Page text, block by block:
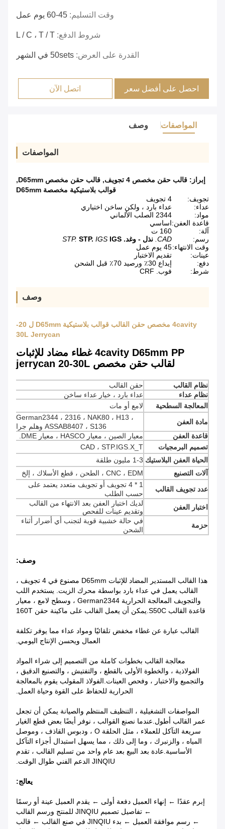
وقت التسليم: 45-60 يوم عمل
شروط الدفع: L / C ، T / T
القدرة على العرض: 50sets في الشهر
احصل على أفضل سعر اتصل الآن
المواصفات وصف
المواصفات
إبراز: قالب حقن مخصص 4 تجويف , قالب حقن مخصص D65mm
,
قوالب بلاستيكية مخصصة D65mm
تجويف:
4 تجويف
عداء:
عداء بارد ، ولكن ساخن اختياري
مواد:
2344 الصلب الألماني
قاعدة العفن:اساسي
آلة:
160 ت
رسم:
CAD. نذل - وغد. STP. STP. IGS IGS
وقت الانتهاء:45 يوم عمل
عينات:
تقديم الاختبار
دفع:
إيداع 30٪ ورصيد 70٪ قبل الشحن
شرط:
فوب. CRF
وصف
4cavity مخصص حقن القالب قوالب بلاستيكية D65mm ل 20-
30L Jerrycan
4cavity D65mm PP غطاء مضاد للإثبات
لقالب حقن مخصص jerrycan 20-30L
نظام القالب
حقن القالب
نظام عداء
عداء بارد ، خيار عداء ساخن
المعالجة السطحية
لامع أو مات
مادة العفن
German2344 ، 2316 ، NAK80 ، H13 ،
ASSAB8407 ، S136 وهلم جرا
قاعدة العفن
معيار الصين ، معيار HASCO ، معيار DME.
تصميم البرمجيات
CAD ، STP.IGS.X_T
الحياة العفن البلاستيك 1-3 مليون طلقة
آلات التصنيع
CNC ، EDM ، الطحن ، قطع الأسلاك ، إلخ
عدد تجويف القالب
1 * 4 تجويف أو تجويف متعدد يعتمد على
حسب الطلب
اختبار العفن
لديك اختبار العفن بعد الانتهاء من القالب
وتقديم عينات للفحص
حزمة
في حالة خشبية قوية لتجنب أي أضرار أثناء
الشحن
وصف:
هذا القالب المستدير المضاد للإثبات D65mm مصنوع في 4 تجويف ،
القالب يعمل في عداء بارد بواسطة محرك الزيت. يستخدم اللب
والتجويف المعالجة الحرارية German2344 ، وسطح لامع ، معيار
قاعدة القالب S50C.يمكن أن يعمل القالب على ماكينة حقن 160T
القالب عبارة عن غطاء مخفض تلقائيًا ومواد عداء مما يوفر تكلفة
العمال ويحسن الإنتاج اليومي.
معالجة القالب بخطوات كاملة من التصميم إلى شراء المواد
الفولاذية ، والخطوة الأولى بالقطع ، والتفتيش ، والتصنيع الدقيق ،
والتجميع والاختبار ، وفحص العينات.الفولاذ المقولب يقوم بالمعالجة
الحرارية للحفاظ على القوة وحياة العمل.
المواصفات التشغيلية ، التنظيف المنتظم والصيانة يمكن أن تجعل
عمر القالب أطول.عندما نصنع القوالب ، نوفر أيضًا بعض قطع الغيار
سريعة التآكل للعملاء ، مثل الحلقة O ، ودبوس القاذف ، وموصل
المياه ، والزنبرك ، وما إلى ذلك ، مما يسهل استبدال أجزاء التآكل
الأساسية.عادة بعد البيع بعد عام واحد من تسليم القالب ، تقدم
JINQIU الدعم الفني طوال الوقت.
يعالج:
إبرم عقدًا ← إنهاء العميل دفعة أولى ← يقدم العميل عينة أو رسمًا
← تفاصيل تصميم JINQIU للمنتج ورسم القالب
← رسم موافقة العميل ← بدء JINQIU في صنع القالب ← قالب